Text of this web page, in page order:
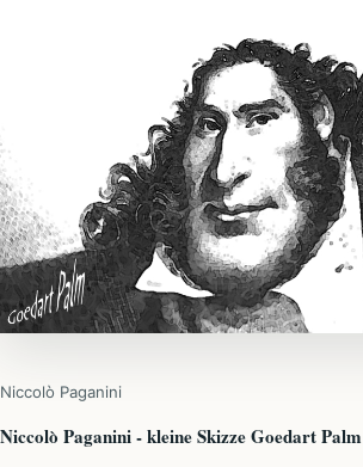
Niccolò Paganini
Niccolò Paganini - kleine Skizze Goedart Palm